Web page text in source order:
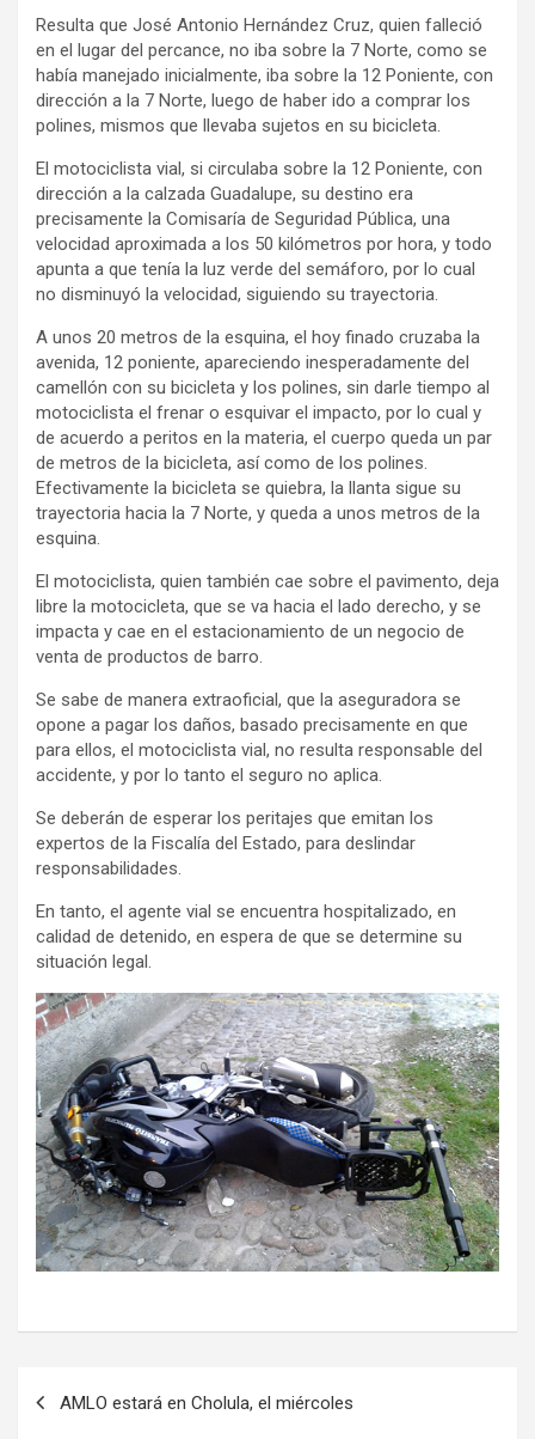
Resulta que José Antonio Hernández Cruz, quien falleció
en el lugar del percance, no iba sobre la 7 Norte, como se
había manejado inicialmente, iba sobre la 12 Poniente, con
dirección a la 7 Norte, luego de haber ido a comprar los
polines, mismos que llevaba sujetos en su bicicleta.
El motociclista vial, si circulaba sobre la 12 Poniente, con
dirección a la calzada Guadalupe, su destino era
precisamente la Comisaría de Seguridad Pública, una
velocidad aproximada a los 50 kilómetros por hora, y todo
apunta a que tenía la luz verde del semáforo, por lo cual
no disminuyó la velocidad, siguiendo su trayectoria.
A unos 20 metros de la esquina, el hoy finado cruzaba la
avenida, 12 poniente, apareciendo inesperadamente del
camellón con su bicicleta y los polines, sin darle tiempo al
motociclista el frenar o esquivar el impacto, por lo cual y
de acuerdo a peritos en la materia, el cuerpo queda un par
de metros de la bicicleta, así como de los polines.
Efectivamente la bicicleta se quiebra, la llanta sigue su
trayectoria hacia la 7 Norte, y queda a unos metros de la
esquina.
El motociclista, quien también cae sobre el pavimento, deja
libre la motocicleta, que se va hacia el lado derecho, y se
impacta y cae en el estacionamiento de un negocio de
venta de productos de barro.
Se sabe de manera extraoficial, que la aseguradora se
opone a pagar los daños, basado precisamente en que
para ellos, el motociclista vial, no resulta responsable del
accidente, y por lo tanto el seguro no aplica.
Se deberán de esperar los peritajes que emitan los
expertos de la Fiscalía del Estado, para deslindar
responsabilidades.
En tanto, el agente vial se encuentra hospitalizado, en
calidad de detenido, en espera de que se determine su
situación legal.
AMLO estará en Cholula, el miércoles